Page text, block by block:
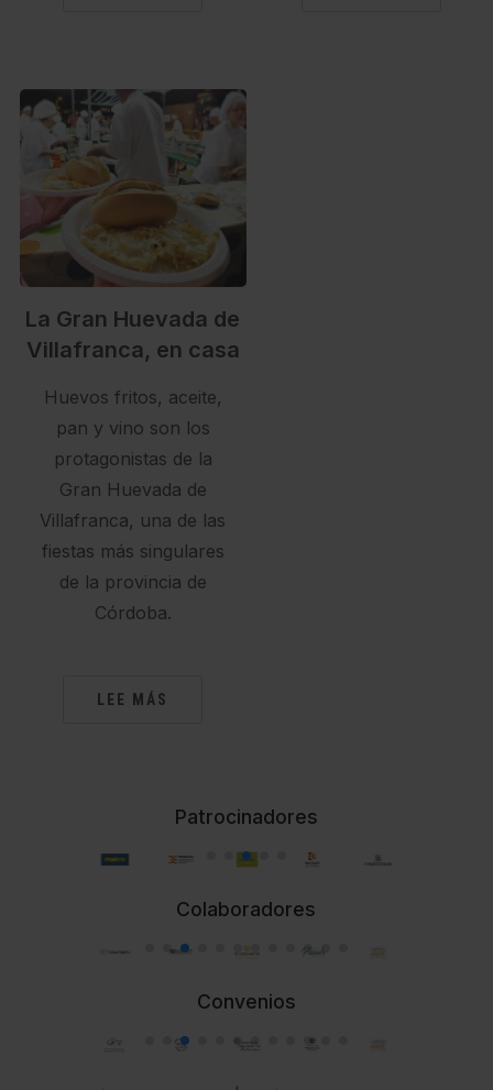
La Gran Huevada de
Villafranca, en casa
Huevos fritos, aceite,
pan y vino son los
protagonistas de la
Gran Huevada de
Villafranca, una de las
fiestas más singulares
de la provincia de
Córdoba.
LEE MÁS
Patrocinadores
Colaboradores
Convenios